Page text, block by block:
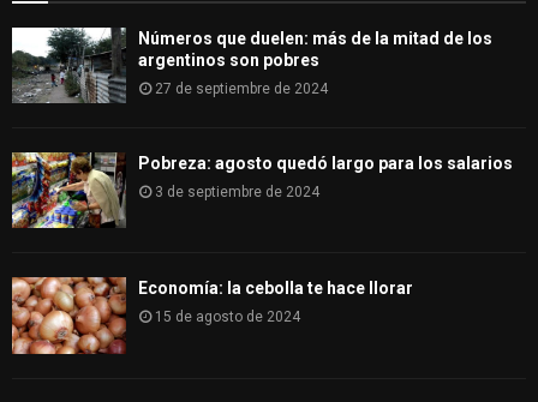
H
Números que duelen: más de la mitad de los
argentinos son pobres
27 de septiembre de 2024
Pobreza: agosto quedó largo para los salarios
3 de septiembre de 2024
Economía: la cebolla te hace llorar
15 de agosto de 2024